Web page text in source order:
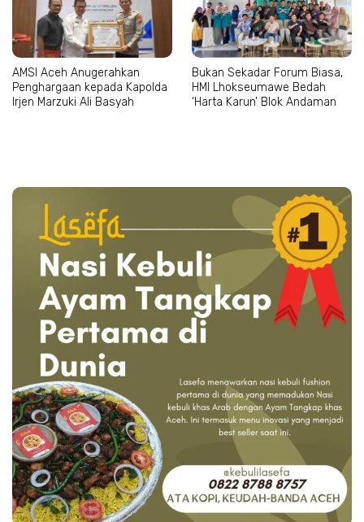
AMSI Aceh Anugerahkan
Penghargaan kepada Kapolda
Irjen Marzuki Ali Basyah
Bukan Sekadar Forum Biasa,
HMI Lhokseumawe Bedah
‘Harta Karun’ Blok Andaman